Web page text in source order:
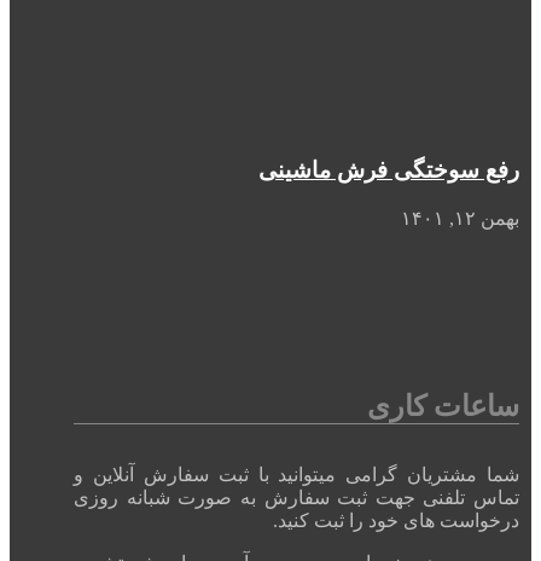
رفع سوختگی فرش ماشینی
بهمن ۱۲, ۱۴۰۱
ساعات کاری
شما مشتریان گرامی میتوانید با ثبت سفارش آنلاین و
تماس تلفنی جهت ثبت سفارش به صورت شبانه روزی
درخواست های خود را ثبت کنید.